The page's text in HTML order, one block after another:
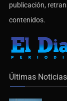
publicación,
contenidos.
Últimas Noticias